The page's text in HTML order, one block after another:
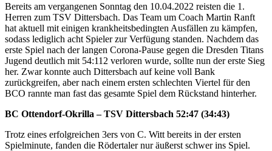
Bereits am vergangenen Sonntag den 10.04.2022 reisten die 1.
Herren zum TSV Dittersbach. Das Team um Coach Martin Ranft
hat aktuell mit einigen krankheitsbedingten Ausfällen zu kämpfen,
sodass lediglich acht Spieler zur Verfügung standen. Nachdem das
erste Spiel nach der langen Corona-Pause gegen die Dresden Titans
Jugend deutlich mit 54:112 verloren wurde, sollte nun der erste Sieg
her. Zwar konnte auch Dittersbach auf keine voll Bank
zurückgreifen, aber nach einem ersten schlechten Viertel für den
BCO rannte man fast das gesamte Spiel dem Rückstand hinterher.
BC Ottendorf-Okrilla – TSV Dittersbach 52:47 (34:43)
Trotz eines erfolgreichen 3ers von C. Witt bereits in der ersten
Spielminute, fanden die Rödertaler nur äußerst schwer ins Spiel.